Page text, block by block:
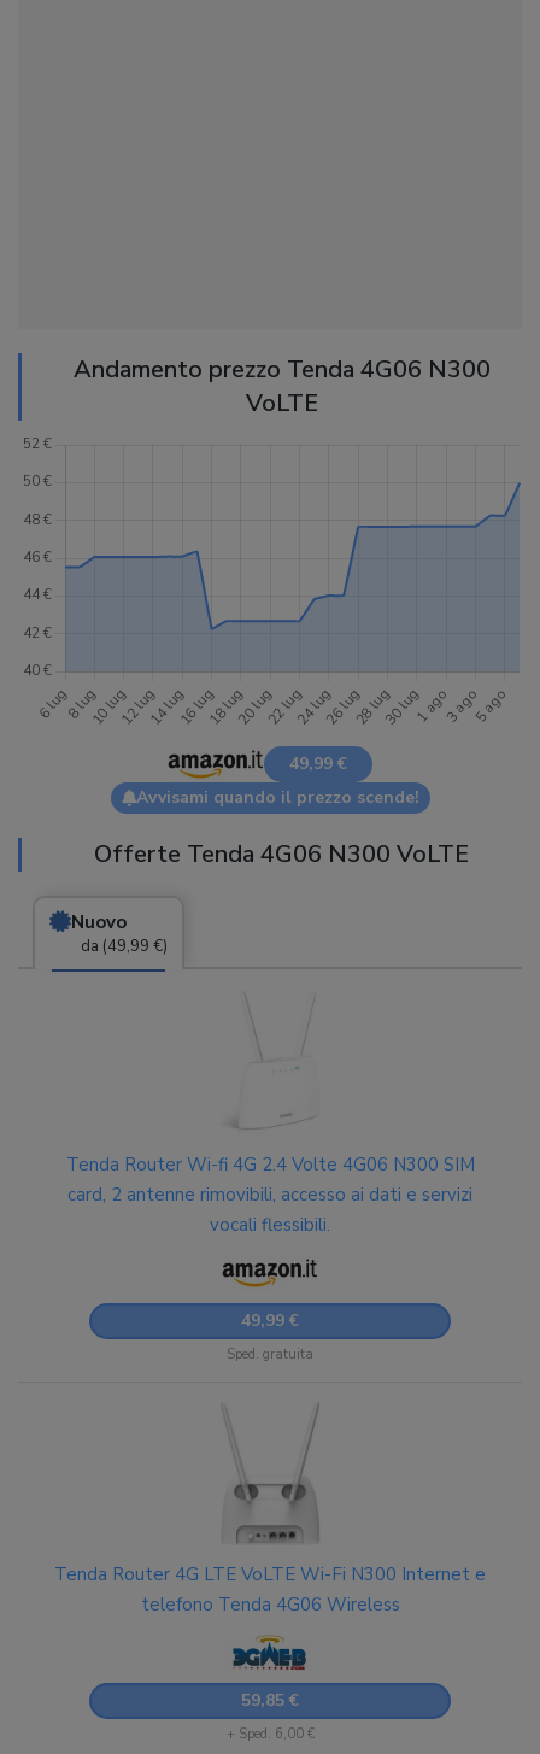
Andamento prezzo Tenda 4G06 N300
VoLTE
49,99 €
Avvisami quando il prezzo scende!
Offerte Tenda 4G06 N300 VoLTE
Nuovo
da (49,99 €)
Tenda Router Wi-fi 4G 2.4 Volte 4G06 N300 SIM
card, 2 antenne rimovibili, accesso ai dati e servizi
vocali flessibili.
49,99 €
Sped. gratuita
Tenda Router 4G LTE VoLTE Wi-Fi N300 Internet e
telefono Tenda 4G06 Wireless
59,85 €
+ Sped. 6,00 €